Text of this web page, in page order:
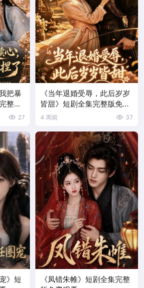
把暴
整版
27
《当年退婚受辱，此后岁岁
皆甜》短剧全集完整版免费
观看
4 周前 37
》短
《凤错朱帷》短剧全集完整